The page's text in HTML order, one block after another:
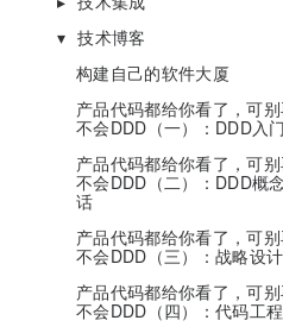
技术博客
构建自己的软件大厦
产品代码都给你看了，可
不会DDD（一）：DDD入门
产品代码都给你看了，可
不会DDD（二）：DDD概
话
产品代码都给你看了，可
不会DDD（三）：战略设计
产品代码都给你看了，可
不会DDD（四）：代码工